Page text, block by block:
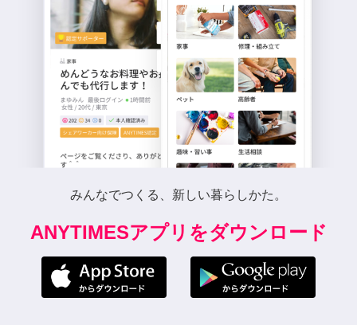
みんなでつくる、新しい暮らしかた。
ANYTIMESアプリをダウンロード